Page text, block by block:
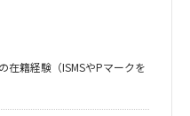
在籍経験（ISMSやPマークを